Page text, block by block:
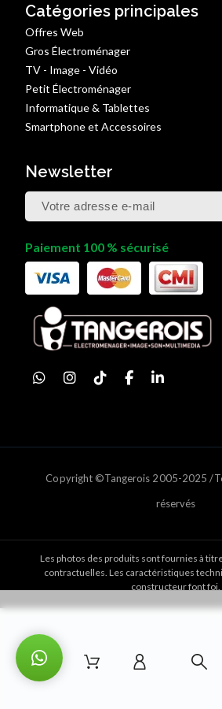
Catégories principales
Offres Web
Gros Électroménager
TV - Image - Vidéo
Petit Électroménager
Informatique & Tablettes
Smartphone et Accessoires
Newsletter
Paiement 100 % sécurisé
Copyright ©Tangerois 2005-2025 /
réservés
Les photos des produits sont fournies à
contractuelles. Les caractéristiques
constructeur font foi.